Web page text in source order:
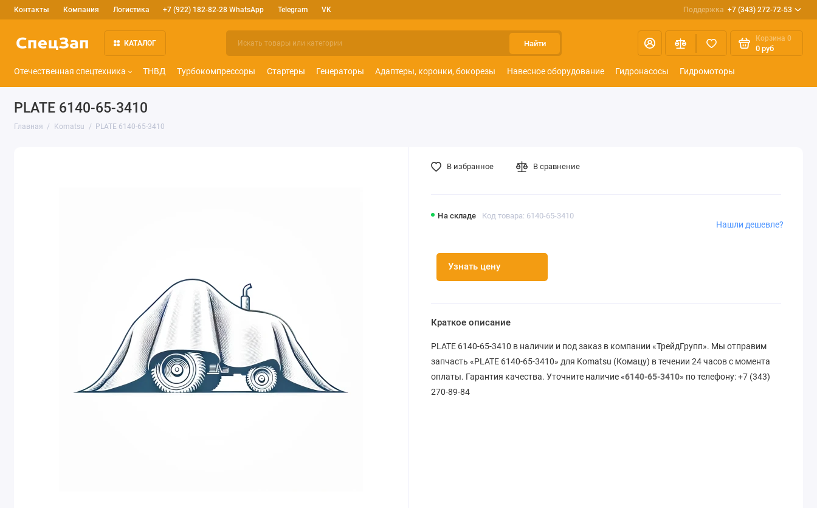
Контакты Компания Логистика +7 (922) 182-82-28 WhatsApp Telegram VK Поддержка +7 (343) 272-72-53
КАТАЛОГ Найти
Корзина 0
0 руб
Отечественная спецтехника ТНВД Турбокомпрессоры Стартеры Генераторы Адаптеры, коронки, бокорезы Навесное оборудование Гидронасосы Гидромоторы
PLATE 6140-65-3410
Главная Komatsu PLATE 6140-65-3410
На складе Код товара: 6140-65-3410
Узнать цену
Нашли дешевле?
В избранное В сравнение
Краткое описание
PLATE 6140-65-3410 в наличии и под заказ в компании «ТрейдГрупп». Мы отправим
запчасть «PLATE 6140-65-3410» для Komatsu (Комацу) в течении 24 часов с момента
оплаты. Гарантия качества. Уточните наличие «6140-65-3410» по телефону: +7 (343)
270-89-84